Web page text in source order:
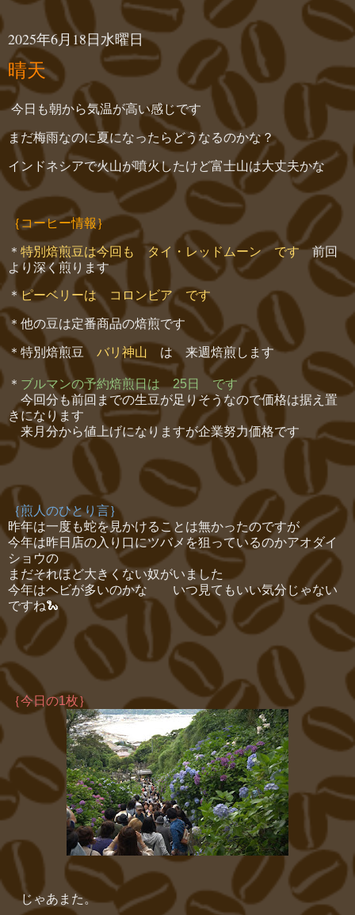
2025年6月18日水曜日
晴天
今日も朝から気温が高い感じです
まだ梅雨なのに夏になったらどうなるのかな？
インドネシアで火山が噴火したけど富士山は大丈夫かな
｛コーヒー情報｝
＊ 特別焙煎豆は今回も タイ・レッドムーン です前回
より深く煎ります
＊ピーベリーは コロンビア です
＊他の豆は定番商品の焙煎です
＊特別焙煎豆 バリ神山 は 来週焙煎します
＊ ブルマンの予約焙煎日は 25日 です
今回分も前回までの生豆が足りそうなので価格は据え置
きになります
来月分から値上げになりますが企業努力価格です
｛煎人のひとり言｝
昨年は一度も蛇を見かけることは無かったのですが
今年は昨日店の入り口にツバメを狙っているのかアオダイ
ショウの
まだそれほど大きくない奴がいました
今年はヘビが多いのかな いつ見てもいい気分じゃない
ですね🐍
｛今日の1枚｝
じゃあまた。